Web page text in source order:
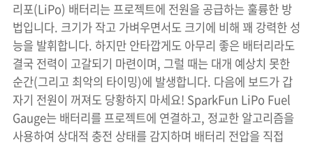
리포(LiPo) 배터리는 프로젝트에 전원을 공급하는 훌륭한 방
법입니다. 크기가 작고 가벼우면서도 크기에 비해 꽤 강력한 성
능을 발휘합니다. 하지만 안타깝게도 아무리 좋은 배터리라도
결국 전력이 고갈되기 마련이며, 그럴 때는 대개 예상치 못한
순간(그리고 최악의 타이밍)에 발생합니다. 다음에 보드가 갑
자기 전원이 꺼져도 당황하지 마세요! SparkFun LiPo Fuel
Gauge는 배터리를 프로젝트에 연결하고, 정교한 알고리즘을
사용하여 상대적 충전 상태를 감지하며 배터리 전압을 직접